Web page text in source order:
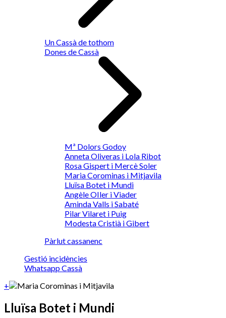
Un Cassà de tothom
Dones de Cassà
Mª Dolors Godoy
Anneta Oliveras i Lola Ribot
Rosa Gispert i Mercè Soler
Maria Corominas i Mitjavila
Lluïsa Botet i Mundi
Angèle OIler i Viader
Aminda Valls i Sabaté
Pilar Vilaret i Puig
Modesta Cristià i Gibert
Pàrlut cassanenc
Gestió incidències
Whatsapp Cassà
+
Lluïsa Botet i Mundi